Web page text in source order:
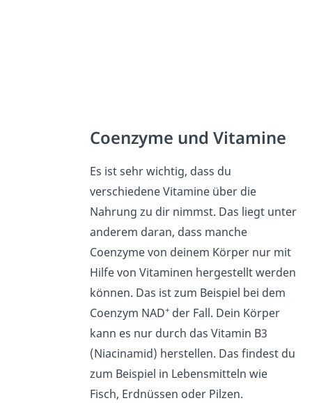
Coenzyme und Vitamine
Es ist sehr wichtig, dass du
verschiedene Vitamine über die
Nahrung zu dir nimmst. Das liegt unter
anderem daran, dass manche
Coenzyme von deinem Körper nur mit
Hilfe von Vitaminen hergestellt werden
können. Das ist zum Beispiel bei dem
Coenzym NAD+ der Fall. Dein Körper
kann es nur durch das Vitamin B3
(Niacinamid) herstellen. Das findest du
zum Beispiel in Lebensmitteln wie
Fisch, Erdnüssen oder Pilzen.